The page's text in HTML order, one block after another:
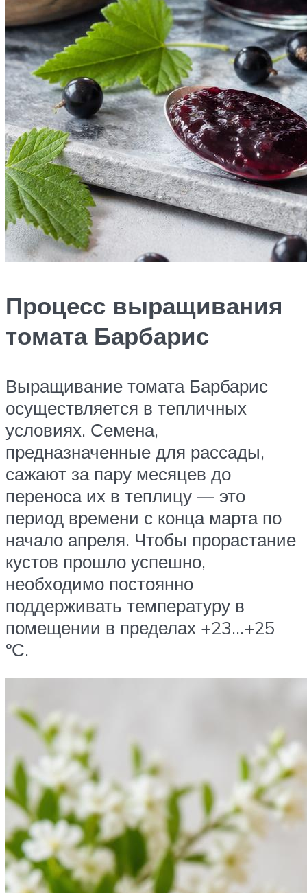
Процесс выращивания
томата Барбарис
Выращивание томата Барбарис
осуществляется в тепличных
условиях. Семена,
предназначенные для рассады,
сажают за пару месяцев до
переноса их в теплицу — это
период времени с конца марта по
начало апреля. Чтобы прорастание
кустов прошло успешно,
необходимо постоянно
поддерживать температуру в
помещении в пределах +23…+25
ºС.